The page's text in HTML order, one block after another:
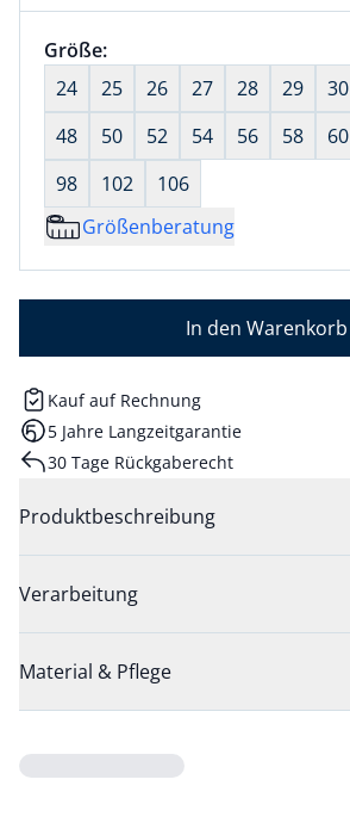
Größenauswahl:
Größe:nichts ausgewählt
24
25 26 27 28 29 30
48
50 52 54 56 58 60
98
102
106
Größenberatung
In den Warenkorb
Kauf auf Rechnung
5 Jahre Langzeitgarantie
30 Tage Rückgaberecht
Produktbeschreibung
Verarbeitung
Material & Pflege